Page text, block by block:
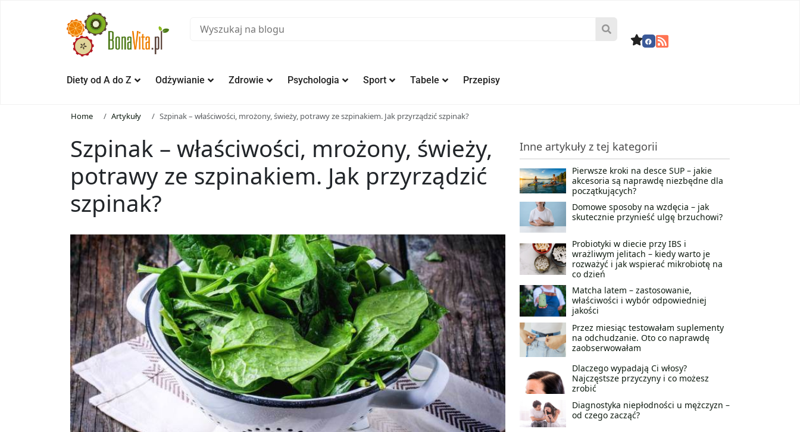
Diety od A do Z Odżywianie Zdrowie Psychologia Sport Tabele Przepisy
Home Artykuły Szpinak – właściwości, mrożony, świeży, potrawy ze szpinakiem. Jak przyrządzić szpinak?
Szpinak – właściwości, mrożony, świeży,
potrawy ze szpinakiem. Jak przyrządzić
szpinak?
Inne artykuły z tej kategorii
Pierwsze kroki na desce SUP – jakie
akcesoria są naprawdę niezbędne dla
początkujących?
Domowe sposoby na wzdęcia – jak
skutecznie przynieść ulgę brzuchowi?
Probiotyki w diecie przy IBS i
wrażliwym jelitach – kiedy warto je
rozważyć i jak wspierać mikrobiotę na
co dzień
Matcha latem – zastosowanie,
właściwości i wybór odpowiedniej
jakości
Przez miesiąc testowałam suplementy
na odchudzanie. Oto co naprawdę
zaobserwowałam
Dlaczego wypadają Ci włosy?
Najczęstsze przyczyny i co możesz
zrobić
Diagnostyka niepłodności u mężczyzn –
od czego zacząć?